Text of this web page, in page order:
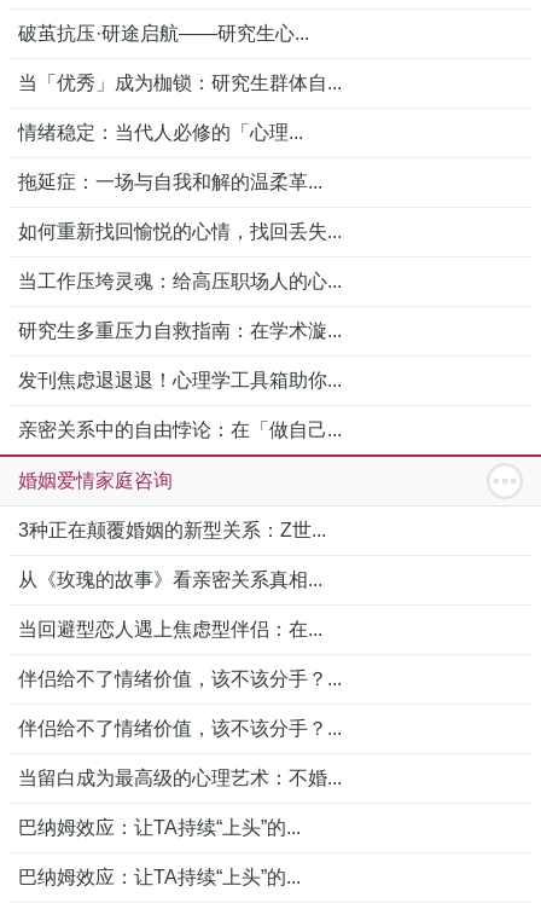
破茧抗压·研途启航——研究生心...
当「优秀」成为枷锁：研究生群体自...
情绪稳定：当代人必修的「心理...
拖延症：一场与自我和解的温柔革...
如何重新找回愉悦的心情，找回丢失...
当工作压垮灵魂：给高压职场人的心...
研究生多重压力自救指南：在学术漩...
发刊焦虑退退退！心理学工具箱助你...
亲密关系中的自由悖论：在「做自己...
婚姻爱情家庭咨询
3种正在颠覆婚姻的新型关系：Z世...
从《玫瑰的故事》看亲密关系真相...
当回避型恋人遇上焦虑型伴侣：在...
伴侣给不了情绪价值，该不该分手？...
伴侣给不了情绪价值，该不该分手？...
当留白成为最高级的心理艺术：不婚...
巴纳姆效应：让TA持续“上头”的...
巴纳姆效应：让TA持续“上头”的...